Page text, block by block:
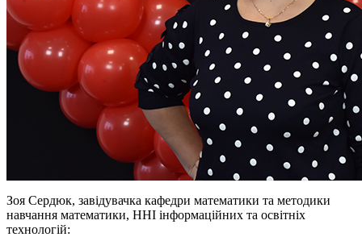
Зоя Сердюк, завідувачка кафедри математики та методики
навчання математики, ННІ інформаційних та освітніх
технологій: